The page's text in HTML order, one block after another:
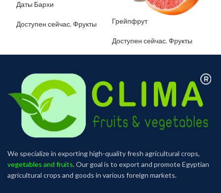
Даты Бархи
Доступен сейчас, Фрукты Грейпфрут
Доступен сейчас, Фрукты
We specialize in exporting high-quality fresh agricultural crops,
vegetables and fruits. Our goal is to export and promote Egyptian
agricultural crops and goods in various foreign markets.